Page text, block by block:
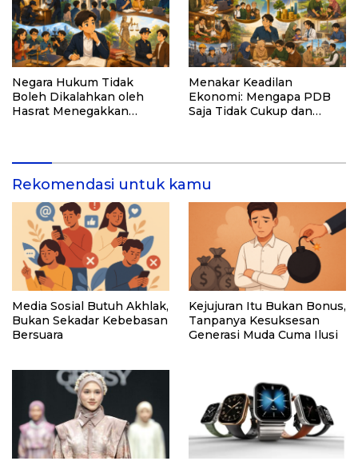
Negara Hukum Tidak
Boleh Dikalahkan oleh
Hasrat Menegakkan
Menakar Keadilan
Ekonomi: Mengapa PDB
Saja Tidak Cukup dan
Rekomendasi untuk kamu
Media Sosial Butuh Akhlak,
Bukan Sekadar Kebebasan
Bersuara
Kejujuran Itu Bukan Bonus,
Tanpanya Kesuksesan
Generasi Muda Cuma Ilusi